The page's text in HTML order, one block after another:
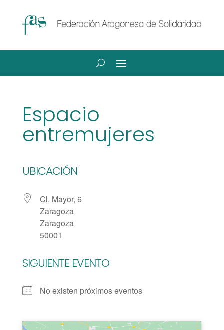
Espacio
entremujeres
UBICACIÓN
Cl. Mayor, 6
Zaragoza
Zaragoza
50001
SIGUIENTE EVENTO
No existen próximos eventos